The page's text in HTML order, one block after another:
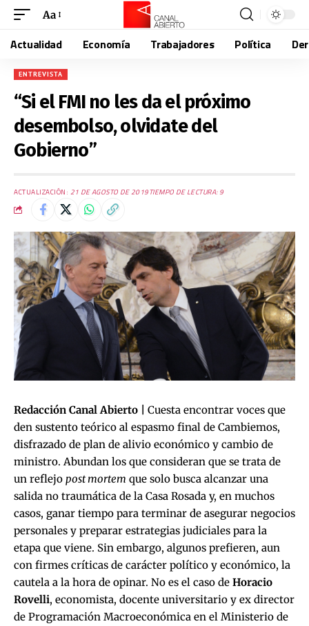
Aa
Actualidad Economía Trabajadores Política
ENTREVISTA
“Si el FMI no les da el próximo
desembolso, olvidate del
Gobierno”
ACTUALIZACIÓN: 21 DE AGOSTO DE 2019TIEMPO DE LECTURA: 9
Redacción Canal Abierto | Cuesta encontrar voces que
den sustento teórico al espasmo final de Cambiemos,
disfrazado de plan de alivio económico y cambio de
ministro. Abundan los que consideran que se trata de
un reflejo post mortem que solo busca alcanzar una
salida no traumática de la Casa Rosada y, en muchos
casos, ganar tiempo para terminar de asegurar negocios
personales y preparar estrategias judiciales para la
etapa que viene. Sin embargo, algunos prefieren, aun
con firmes críticas de carácter político y económico, la
cautela a la hora de opinar. No es el caso de Horacio
Rovelli, economista, docente universitario y ex director
de Programación Macroeconómica en el Ministerio de